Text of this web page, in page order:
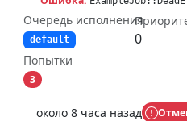
Очередь исполнения
default 0
Попытки
3
около 8 часа назад